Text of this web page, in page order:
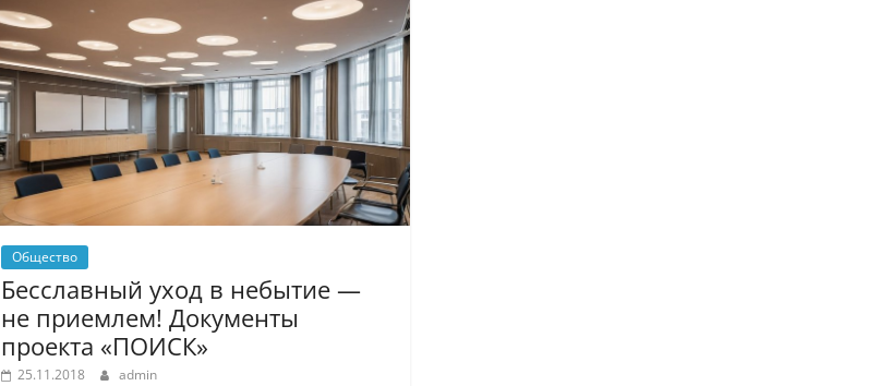
Общество
Бесславный уход в небытие —
не приемлем! Документы
проекта «ПОИСК»
25.11.2018 admin